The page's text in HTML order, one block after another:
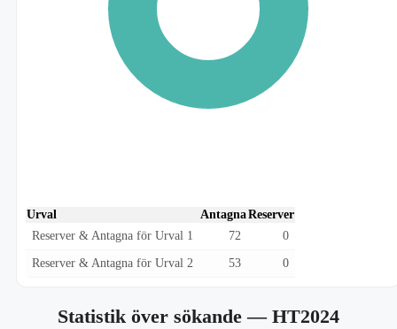
Urval AntagnaReserver
Reserver & Antagna för Urval 1
72 0
Reserver & Antagna för Urval 2 53 0
Statistik över sökande— HT2024